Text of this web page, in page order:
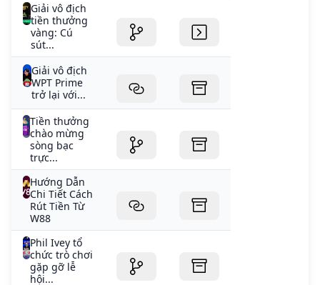
Giải vô địch
tiền thưởng
vàng: Cú
sút...
Giải vô địch
WPT Prime
trở lại với...
Tiền thưởng
chào mừng
sòng bạc
trực...
Hướng Dẫn
Chi Tiết Cách
Rút Tiền Từ
W88
Phil Ivey tổ
chức trò chơi
gặp gỡ lễ
hội...